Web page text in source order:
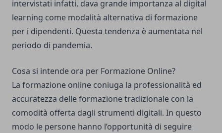
intervistati infatti, dava grande importanza al digital
learning come modalità alternativa di formazione
per i dipendenti. Questa tendenza è aumentata nel
periodo di pandemia.
Cosa si intende ora per Formazione Online?
La formazione online coniuga la professionalità ed
accuratezza delle formazione tradizionale con la
comodità offerta dagli strumenti digitali. In questo
modo le persone hanno l’opportunità di seguire